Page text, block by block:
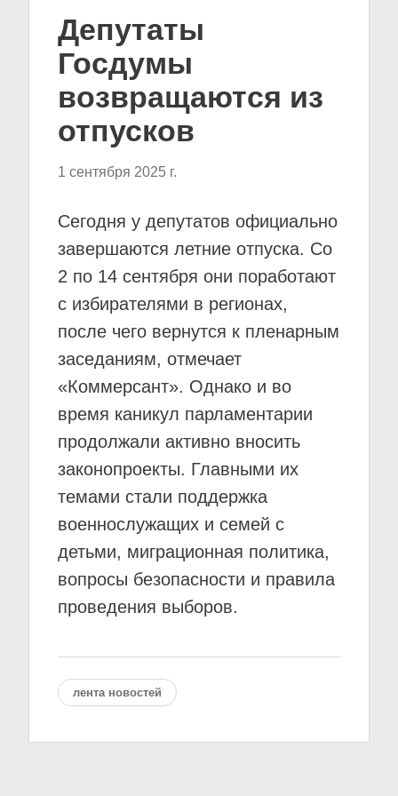
Депутаты
Госдумы
возвращаются из
отпусков
1 сентября 2025 г.
Сегодня у депутатов официально
завершаются летние отпуска. Со
2 по 14 сентября они поработают
с избирателями в регионах,
после чего вернутся к пленарным
заседаниям, отмечает
«Коммерсант». Однако и во
время каникул парламентарии
продолжали активно вносить
законопроекты. Главными их
темами стали поддержка
военнослужащих и семей с
детьми, миграционная политика,
вопросы безопасности и правила
проведения выборов.
лента новостей